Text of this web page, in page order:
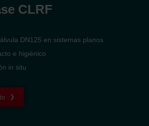
CLRF
DN125 en sistemas planos
e higiénico
in situ